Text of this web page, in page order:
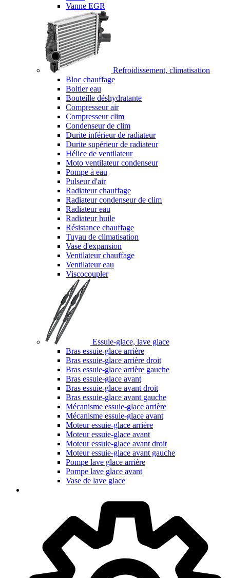
Vanne EGR
Refroidissement, climatisation
Bloc chauffage
Boitier eau
Bouteille déshydratante
Compresseur air
Compresseur clim
Condenseur de clim
Durite inférieur de radiateur
Durite supérieur de radiateur
Hélice de ventilateur
Moto ventilateur condenseur
Pompe à eau
Pulseur d'air
Radiateur chauffage
Radiateur condenseur de clim
Radiateur eau
Radiateur huile
Résistance chauffage
Tuyau de climatisation
Vase d'expansion
Ventilateur chauffage
Ventilateur eau
Viscocoupler
Essuie-glace, lave glace
Bras essuie-glace arrière
Bras essuie-glace arrière droit
Bras essuie-glace arrière gauche
Bras essuie-glace avant
Bras essuie-glace avant droit
Bras essuie-glace avant gauche
Mécanisme essuie-glace arrière
Mécanisme essuie-glace avant
Moteur essuie-glace arrière
Moteur essuie-glace avant
Moteur essuie-glace avant droit
Moteur essuie-glace avant gauche
Pompe lave glace arrière
Pompe lave glace avant
Vase de lave glace